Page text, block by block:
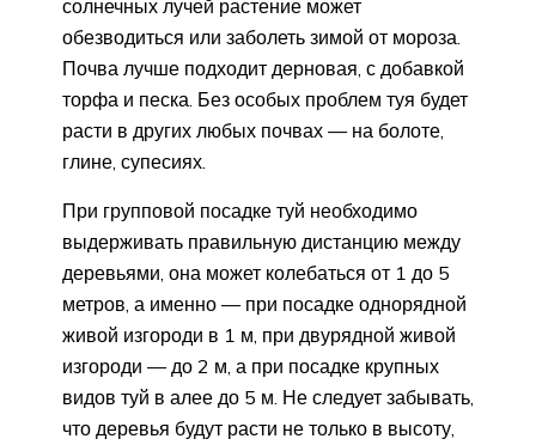
солнечных лучей растение может
обезводиться или заболеть зимой от мороза.
Почва лучше подходит дерновая, с добавкой
торфа и песка. Без особых проблем туя будет
расти в других любых почвах — на болоте,
глине, супесиях.
При групповой посадке туй необходимо
выдерживать правильную дистанцию между
деревьями, она может колебаться от 1 до 5
метров, а именно — при посадке однорядной
живой изгороди в 1 м, при двурядной живой
изгороди — до 2 м, а при посадке крупных
видов туй в алее до 5 м. Не следует забывать,
что деревья будут расти не только в высоту,